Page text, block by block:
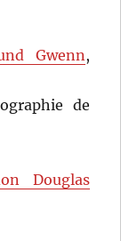
Gwenn,
de
Douglas